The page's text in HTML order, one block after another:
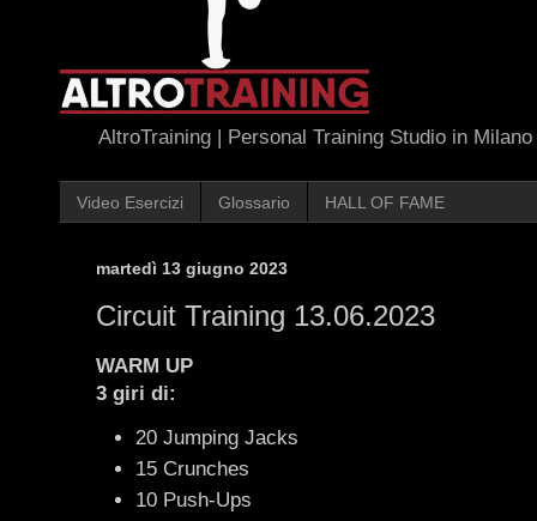
AltroTraining | Personal Training Studio in Milano
Video Esercizi Glossario HALL OF FAME
martedì 13 giugno 2023
Circuit Training 13.06.2023
WARM UP
3 giri di:
20 Jumping Jacks
15 Crunches
10 Push-Ups